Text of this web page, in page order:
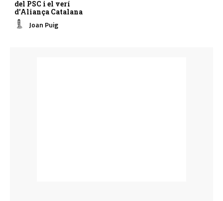
del PSC i el verí
d’Aliança Catalana
Joan Puig